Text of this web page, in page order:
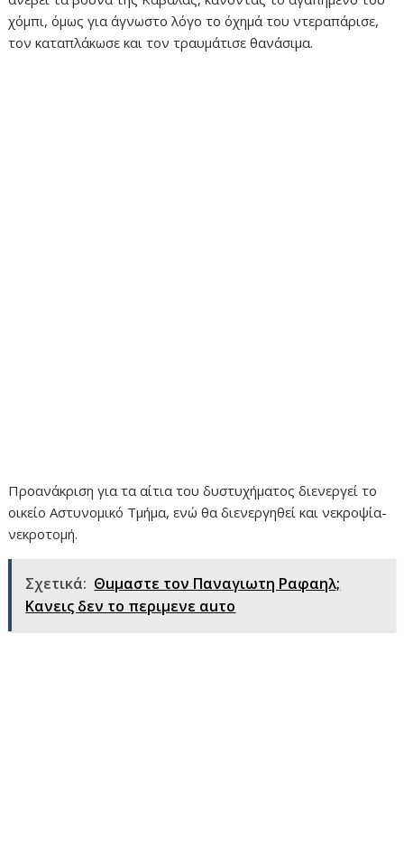
χόμπι, όμως για άγνωστο λόγο το όχημά του ντεραπάρισε,
τον καταπλάκωσε και τον τραυμάτισε θανάσιμα.
Προανάκριση για τα αίτια του δυστυχήματος διενεργεί το
οικείο Αστυνομικό Τμήμα, ενώ θα διενεργηθεί και νεκροψία-
νεκροτομή.
Σχετικά: Θuμαστε τον Παναγιωτη Ραφαηλ;
Κανεις δεν το περιμενε αuτο